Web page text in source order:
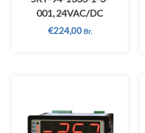
001, 24VAC/DC
€224,00 Br.